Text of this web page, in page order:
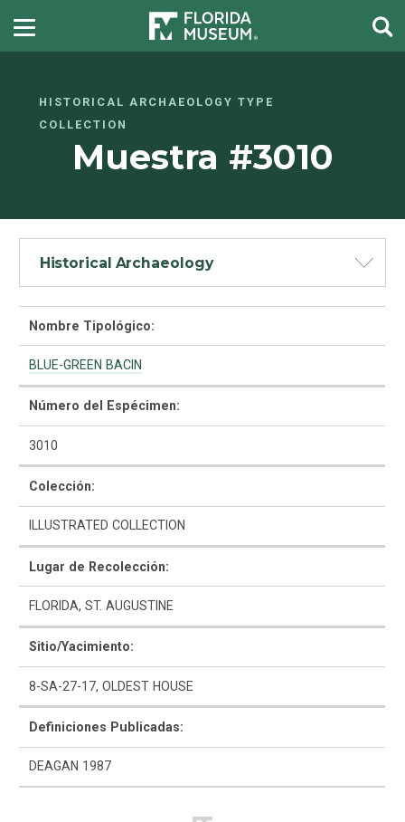
HISTORICAL ARCHAEOLOGY TYPE
COLLECTION
Muestra #3010
Historical Archaeology
Como Utilizar
Lista Tipológica
Navegar y Buscar
Glosario
Nombre Tipológico:
BLUE-GREEN BACIN
Número del Espécimen:
3010
Colección:
ILLUSTRATED COLLECTION
Lugar de Recolección:
FLORIDA, ST. AUGUSTINE
Sitio/Yacimiento:
8-SA-27-17, OLDEST HOUSE
Definiciones Publicadas:
DEAGAN 1987